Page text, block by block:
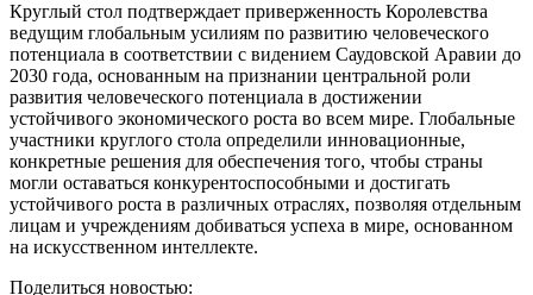
Круглый стол подтверждает приверженность Королевства
ведущим глобальным усилиям по развитию человеческого
потенциала в соответствии с видением Саудовской Аравии до
2030 года, основанным на признании центральной роли
развития человеческого потенциала в достижении
устойчивого экономического роста во всем мире. Глобальные
участники круглого стола определили инновационные,
конкретные решения для обеспечения того, чтобы страны
могли оставаться конкурентоспособными и достигать
устойчивого роста в различных отраслях, позволяя отдельным
лицам и учреждениям добиваться успеха в мире, основанном
на искусственном интеллекте.
Поделиться новостью: